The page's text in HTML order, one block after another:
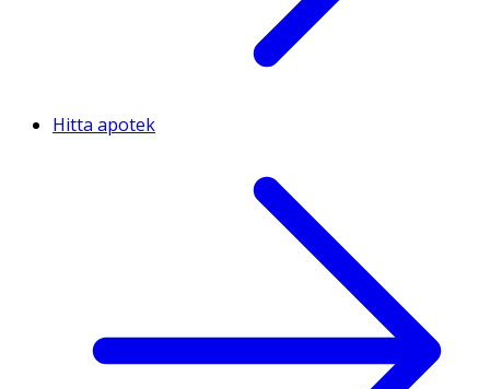
Hitta apotek